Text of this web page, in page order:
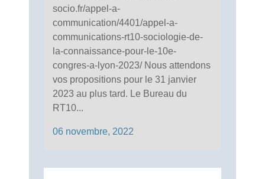
socio.fr/appel-a-
communication/4401/appel-a-
communications-rt10-sociologie-de-
la-connaissance-pour-le-10e-
congres-a-lyon-2023/ Nous attendons
vos propositions pour le 31 janvier
2023 au plus tard. Le Bureau du
RT10...
06 novembre, 2022